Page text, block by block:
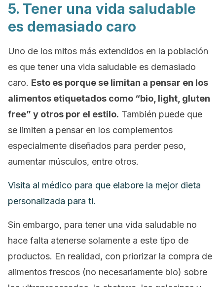
5. Tener una vida saludable
es demasiado caro
Uno de los mitos más extendidos en la población
es que tener una vida saludable es demasiado
caro. Esto es porque se limitan a pensar en los
alimentos etiquetados como “bio, light, gluten
free” y otros por el estilo. También puede que
se limiten a pensar en los complementos
especialmente diseñados para perder peso,
aumentar músculos, entre otros.
Visita al médico para que elabore la mejor dieta
personalizada para ti.
Sin embargo, para tener una vida saludable no
hace falta atenerse solamente a este tipo de
productos. En realidad, con priorizar la compra de
alimentos frescos (no necesariamente bio) sobre